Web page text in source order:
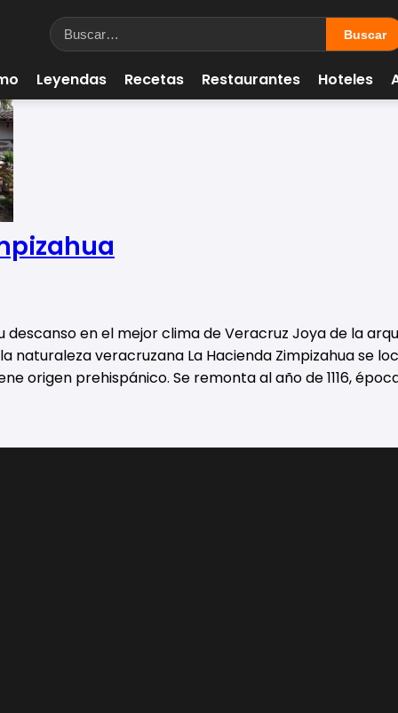
Leyendas Recetas Restaurantes Hoteles
descanso en el mejor clima de Veracruz Joya de la
naturaleza veracruzana La Hacienda Zimpizahua se
origen prehispánico. Se remonta al año de 1116,